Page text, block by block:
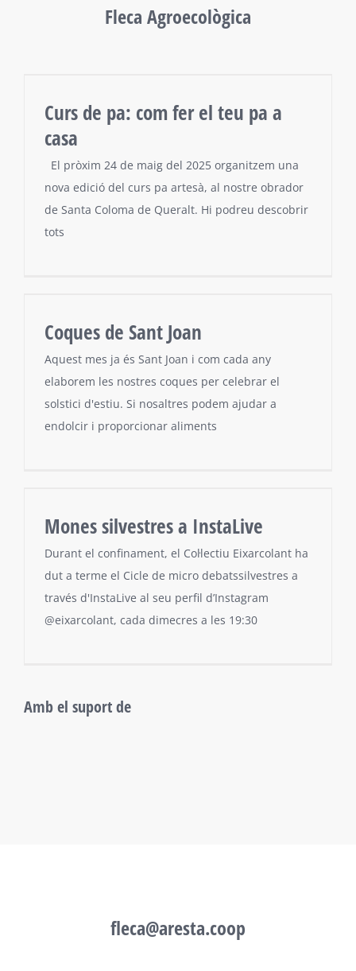
Fleca Agroecològica
Curs de pa: com fer el teu pa a
casa
El pròxim 24 de maig del 2025 organitzem una
nova edició del curs pa artesà, al nostre obrador
de Santa Coloma de Queralt. Hi podreu descobrir
tots
Coques de Sant Joan
Aquest mes ja és Sant Joan i com cada any
elaborem les nostres coques per celebrar el
solstici d'estiu. Si nosaltres podem ajudar a
endolcir i proporcionar aliments
Mones silvestres a InstaLive
Durant el confinament, el Col·lectiu Eixarcolant ha
dut a terme el Cicle de micro debatssilvestres a
través d'InstaLive al seu perfil d’Instagram
@eixarcolant, cada dimecres a les 19:30
Amb el suport de
fleca@aresta.coop